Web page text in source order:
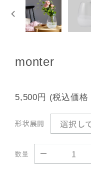
monter
5,500円 (税込価格
形状展開
数量